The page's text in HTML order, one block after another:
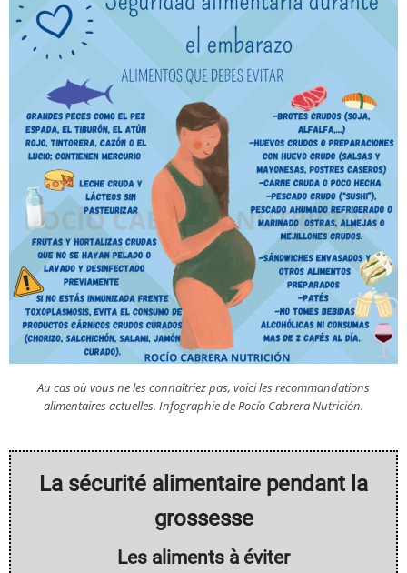
Au cas où vous ne les connaîtriez pas, voici les recommandations
alimentaires actuelles. Infographie de Rocío Cabrera Nutrición.
La sécurité alimentaire pendant la
grossesse
Les aliments à éviter